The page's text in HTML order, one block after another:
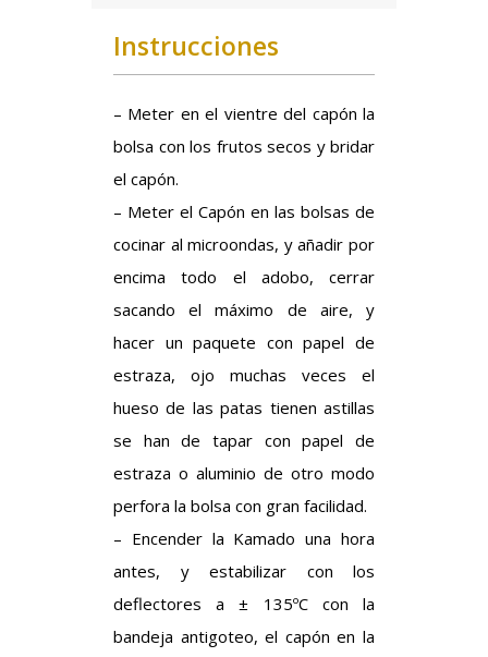
Instrucciones
– Meter en el vientre del capón la
bolsa con los frutos secos y bridar
el capón.
– Meter el Capón en las bolsas de
cocinar al microondas, y añadir por
encima todo el adobo, cerrar
sacando el máximo de aire, y
hacer un paquete con papel de
estraza, ojo muchas veces el
hueso de las patas tienen astillas
se han de tapar con papel de
estraza o aluminio de otro modo
perfora la bolsa con gran facilidad.
– Encender la Kamado una hora
antes, y estabilizar con los
deflectores a ± 135ºC con la
bandeja antigoteo, el capón en la